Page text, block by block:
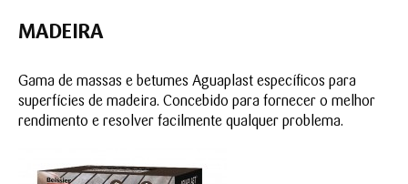
MADEIRA
Gama de massas e betumes Aguaplast específicos para
superfícies de madeira. Concebido para fornecer o melhor
rendimento e resolver facilmente qualquer problema.